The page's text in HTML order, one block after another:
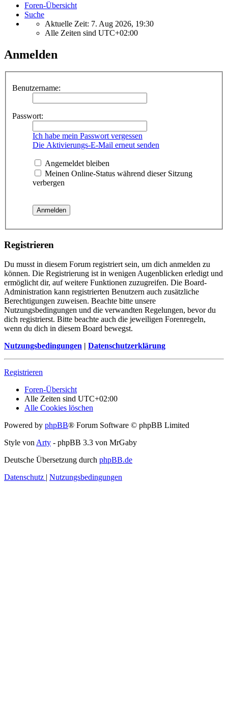
Foren-Übersicht
Suche
Aktuelle Zeit: 7. Aug 2026, 19:30
Alle Zeiten sind UTC+02:00
Anmelden
Benutzername:
Passwort:
Ich habe mein Passwort vergessen
Die Aktivierungs-E-Mail erneut senden
Angemeldet bleiben
Meinen Online-Status während dieser Sitzung
verbergen
Registrieren
Du musst in diesem Forum registriert sein, um dich anmelden zu
können. Die Registrierung ist in wenigen Augenblicken erledigt und
ermöglicht dir, auf weitere Funktionen zuzugreifen. Die Board-
Administration kann registrierten Benutzern auch zusätzliche
Berechtigungen zuweisen. Beachte bitte unsere
Nutzungsbedingungen und die verwandten Regelungen, bevor du
dich registrierst. Bitte beachte auch die jeweiligen Forenregeln,
wenn du dich in diesem Board bewegst.
Nutzungsbedingungen | Datenschutzerklärung
Registrieren
Foren-Übersicht
Alle Zeiten sind UTC+02:00
Alle Cookies löschen
Powered by phpBB® Forum Software © phpBB Limited
Style vonArty - phpBB 3.3 von MrGaby
Deutsche Übersetzung durch phpBB.de
Datenschutz | Nutzungsbedingungen